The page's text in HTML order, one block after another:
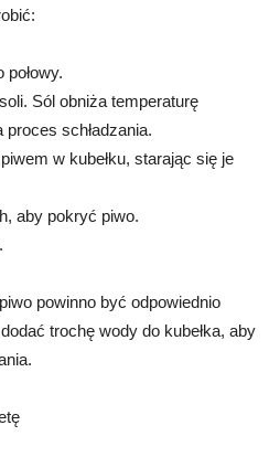
połowy.
Sól obniża temperaturę
schładzania.
w kubełku, starając się je
aby pokryć piwo.
powinno być odpowiednio
trochę wody do kubełka, aby